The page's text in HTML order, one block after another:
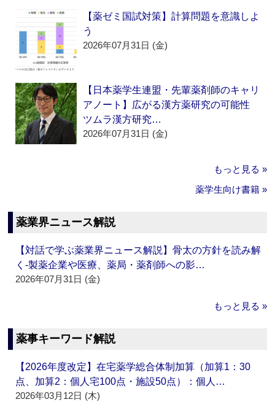
【薬ゼミ国試対策】計算問題を意識しよ
う
2026年07月31日 (金)
【日本薬学生連盟・先輩薬剤師のキャリ
アノート】広がる漢方薬研究の可能性
ツムラ漢方研究…
2026年07月31日 (金)
もっと見る »
薬学生向け書籍 »
薬業界ニュース解説
【対話で学ぶ薬業界ニュース解説】骨太の方針を読み解
く‐製薬企業や医療、薬局・薬剤師への影…
2026年07月31日 (金)
もっと見る »
薬事キーワード解説
【2026年度改定】在宅薬学総合体制加算（加算1：30
点、加算2：個人宅100点・施設50点）：個人…
2026年03月12日 (木)